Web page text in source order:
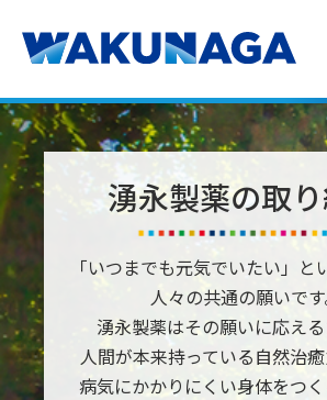
湧永製薬の取
「いつまでも元気でいたい」と
人々の共通の願いです
湧永製薬はその願いに応える
人間が本来持っている自然治癒
病気にかかりにくい身体をつ